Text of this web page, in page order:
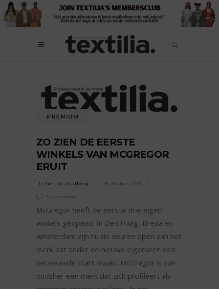
PREMIUM
ZO ZIEN DE EERSTE
WINKELS VAN MCGREGOR
ERUIT
by Renate Zoutberg 15 oktober 2019
0 comments
McGregor heeft de eerste drie eigen
winkels geopend. In Den Haag, Breda en
Amsterdam zijn nu de deuren open van het
merk dat onder de nieuwe eigenaren een
hernieuwde start maakt. McGregor is van
oudsher een merk dat zich profileert als